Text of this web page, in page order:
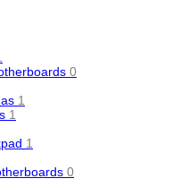
0
1
1
1
0